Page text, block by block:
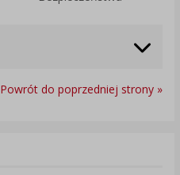
Powrót do poprzedniej strony »